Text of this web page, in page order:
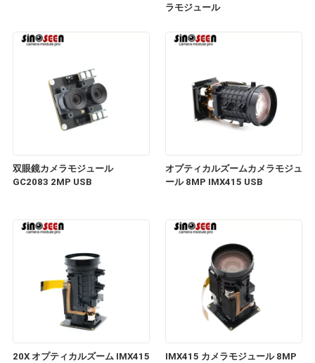
ラモジュール
双眼鏡カメラモジュール
GC2083 2MP USB
オプティカルズームカメラモジュ
ール 8MP IMX415 USB
20X オプティカルズーム IMX415
IMX415 カメラモジュール 8MP